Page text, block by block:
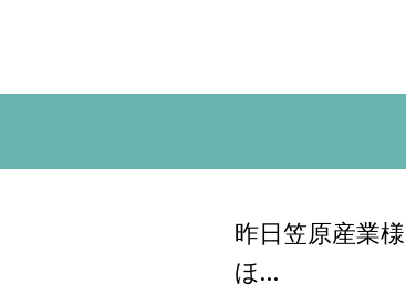
昨日笠原産業
ほ…